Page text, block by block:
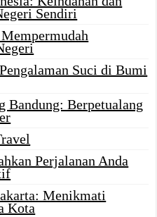
Sendiri
Suci di Bumi
Bandung: Berpetualang
Perjalanan Anda
Menikmati
Kota